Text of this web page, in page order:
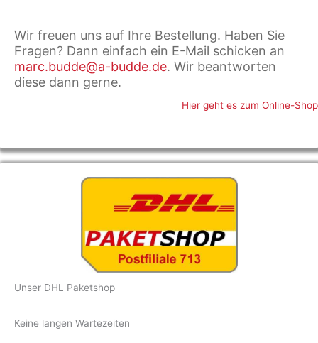
Wir freuen uns auf Ihre Bestellung. Haben Sie
Fragen? Dann einfach ein E-Mail schicken an
marc.budde@a-budde.de. Wir beantworten
diese dann gerne.
Hier geht es zum Online-Shop
Unser DHL Paketshop
Keine langen Wartezeiten